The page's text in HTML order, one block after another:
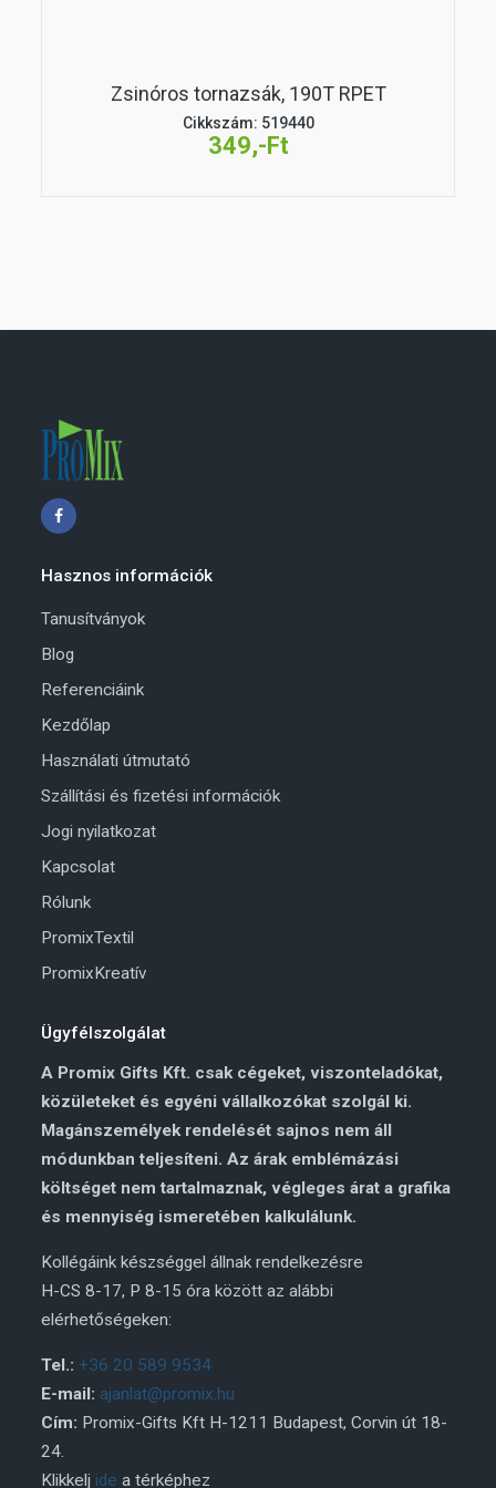
Zsinóros tornazsák, 190T RPET
Cikkszám: 519440
349,-Ft
Hasznos információk
Tanusítványok
Blog
Referenciáink
Kezdőlap
Használati útmutató
Szállítási és fizetési információk
Jogi nyilatkozat
Kapcsolat
Rólunk
PromixTextil
PromixKreatív
Ügyfélszolgálat
A Promix Gifts Kft. csak cégeket, viszonteladókat,
közületeket és egyéni vállalkozókat szolgál ki.
Magánszemélyek rendelését sajnos nem áll
módunkban teljesíteni. Az árak emblémázási
költséget nem tartalmaznak, végleges árat a grafika
és mennyiség ismeretében kalkulálunk.
Kollégáink készséggel állnak rendelkezésre
H-CS 8-17, P 8-15 óra között az alábbi
elérhetőségeken:
Tel.: +36 20 589 9534
E-mail: ajanlat@promix.hu
Cím: Promix-Gifts Kft H-1211 Budapest, Corvin út 18-
24.
Klikkelj ide a térképhez